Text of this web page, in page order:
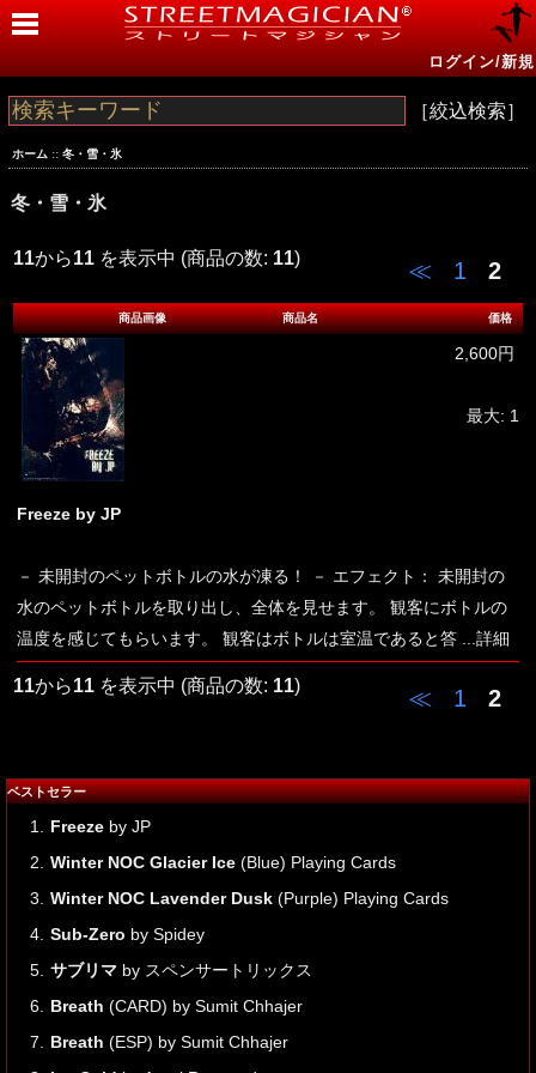
ログイン/新規
［絞込検索］
ホーム :: 冬・雪・氷
冬・雪・氷
11から11 を表示中 (商品の数: 11) ≪ 1 2
商品画像 商品名 価格
2,600円
最大: 1
Freeze by JP
－ 未開封のペットボトルの水が凍る！ － エフェクト： 未開封の
水のペットボトルを取り出し、全体を見せます。 観客にボトルの
温度を感じてもらいます。 観客はボトルは室温であると答 ...詳細
11から11 を表示中 (商品の数: 11) ≪ 1 2
ベストセラー
1. Freeze by JP
2.
Winter NOC Glacier Ice (Blue) Playing Cards
3.
Winter NOC Lavender Dusk (Purple) Playing Cards
4. Sub-Zero by Spidey
5. サブリマ by スペンサートリックス
6.
Breath (CARD) by Sumit Chhajer
7.
Breath (ESP) by Sumit Chhajer